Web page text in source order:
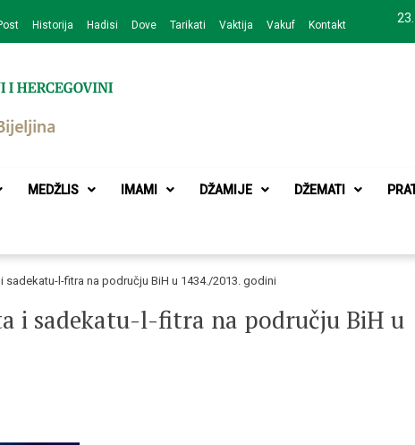
Historija Hadisi Dove Tarikati Vaktija Vakuf Kontakt
zajednice Bijeljina
MEDŽLIS IMAMI DŽAMIJE DŽEMATI
sadekatu-l-fitra na području BiH u 1434./2013. godini
i sadekatu-l-fitra na području BiH u